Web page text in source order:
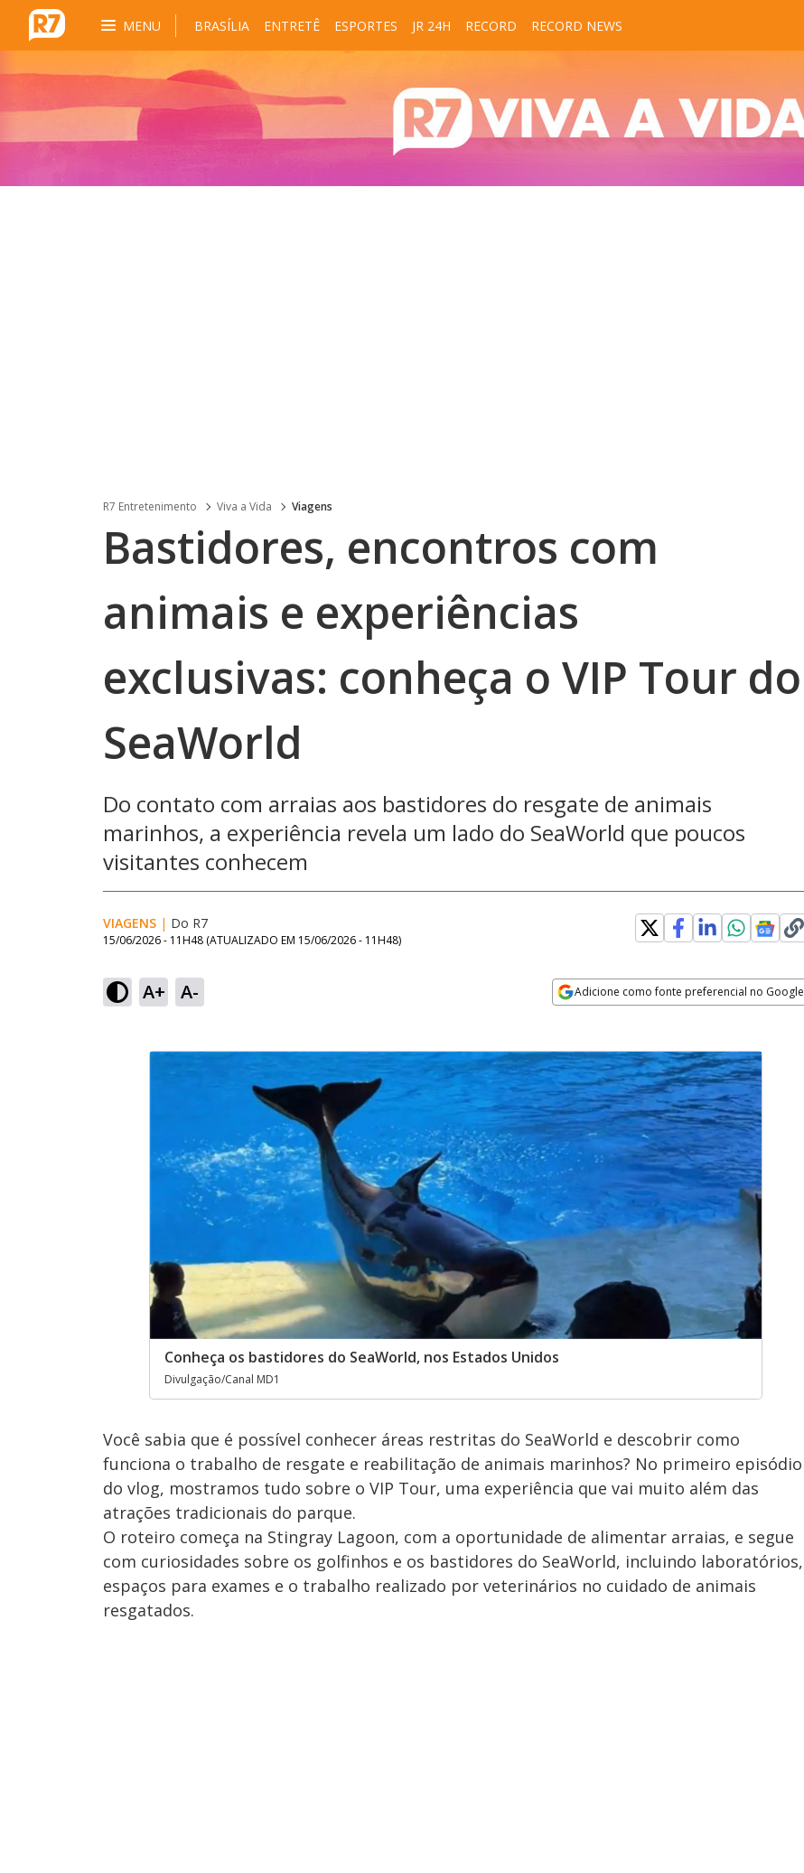
MENU BRASÍLIA ENTRETÊ ESPORTES JR 24H RECORD RECORD NEWS
R7 Entretenimento Viva a Vida Viagens
Bastidores, encontros com
animais e experiências
exclusivas: conheça o VIP Tour do
SeaWorld
Do contato com arraias aos bastidores do resgate de animais
marinhos, a experiência revela um lado do SeaWorld que poucos
visitantes conhecem
VIAGENS | Do R7
15/06/2026 - 11H48 (ATUALIZADO EM 15/06/2026 - 11H48)
A+ A- Adicione como fonte preferencial no Google
Conheça os bastidores do SeaWorld, nos Estados Unidos
Divulgação/Canal MD1
Você sabia que é possível conhecer áreas restritas do SeaWorld e descobrir como
funciona o trabalho de resgate e reabilitação de animais marinhos? No primeiro episódio
do vlog, mostramos tudo sobre o VIP Tour, uma experiência que vai muito além das
atrações tradicionais do parque.
O roteiro começa na Stingray Lagoon, com a oportunidade de alimentar arraias, e segue
com curiosidades sobre os golfinhos e os bastidores do SeaWorld, incluindo laboratórios,
espaços para exames e o trabalho realizado por veterinários no cuidado de animais
resgatados.